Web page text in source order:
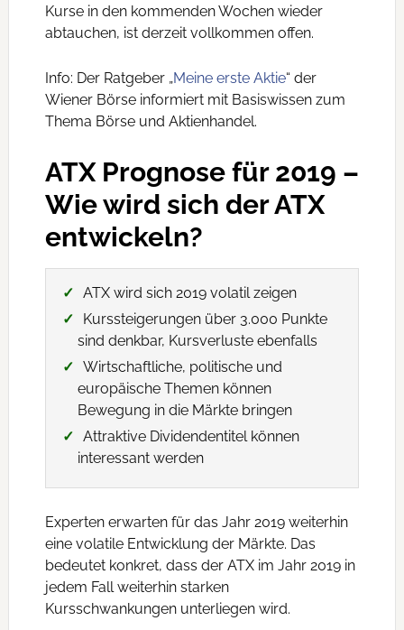
Kurse in den kommenden Wochen wieder
abtauchen, ist derzeit vollkommen offen.
Info: Der Ratgeber „Meine erste Aktie“ der
Wiener Börse informiert mit Basiswissen zum
Thema Börse und Aktienhandel.
ATX Prognose für 2019 –
Wie wird sich der ATX
entwickeln?
ATX wird sich 2019 volatil zeigen
Kurssteigerungen über 3.000 Punkte
sind denkbar, Kursverluste ebenfalls
Wirtschaftliche, politische und
europäische Themen können
Bewegung in die Märkte bringen
Attraktive Dividendentitel können
interessant werden
Experten erwarten für das Jahr 2019 weiterhin
eine volatile Entwicklung der Märkte. Das
bedeutet konkret, dass der ATX im Jahr 2019 in
jedem Fall weiterhin starken
Kursschwankungen unterliegen wird.